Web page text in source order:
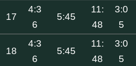
17
4:3
6
5:45
11:
48
3:0
5
18
4:3
6
5:45
11:
48
3:0
5